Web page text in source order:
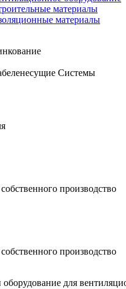
материалы
материалы
Системы
производство
производство
для